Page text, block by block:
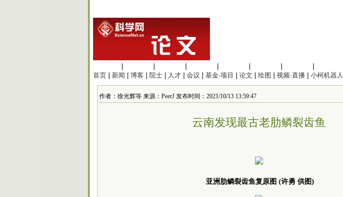
首页
新闻 博客 院士 人才 会议 基金·项目 论文 绘图 视频·直播 小柯机器人
作者：徐光辉等 来源：PeerJ 发布时间：2021/10/13 13:59:47
云南发现最古老肋鳞裂齿鱼
亚洲肋鳞裂齿鱼复原图 (许勇 供图)